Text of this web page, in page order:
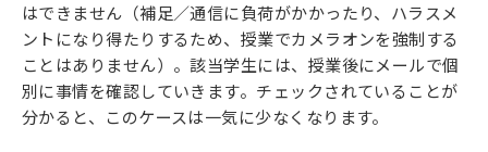
はできません（補足／通信に負荷がかかったり、ハラスメ
ントになり得たりするため、授業でカメラオンを強制する
ことはありません）。該当学生には、授業後にメールで個
別に事情を確認していきます。チェックされていることが
分かると、このケースは一気に少なくなります。